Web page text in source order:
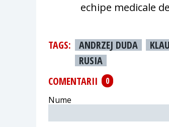
echipe medicale
TAGS: ANDRZEJ DUDA
RUSIA
COMENTARII
0
Nume